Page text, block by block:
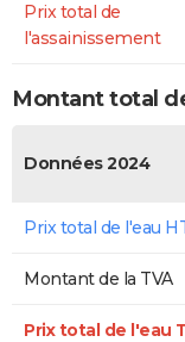
Prix total de
l'assainissement
Montant total
Données 2024
Prix total de l'eau
Montant de la TVA
Prix total de l'eau